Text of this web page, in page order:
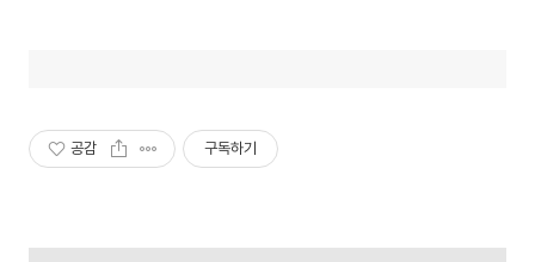
공감 구독하기